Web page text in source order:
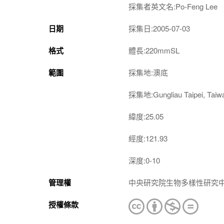
採集者英文名:Po-Feng Lee
日期 採集日:2005-07-03
格式 體長:220mmSL
範圍 採集地:澳底
採集地:Gungliau Taipei,
緯度:25.05
經度:121.93
深度:0-10
管理權 中央研究院生物多樣性研究
授權條款